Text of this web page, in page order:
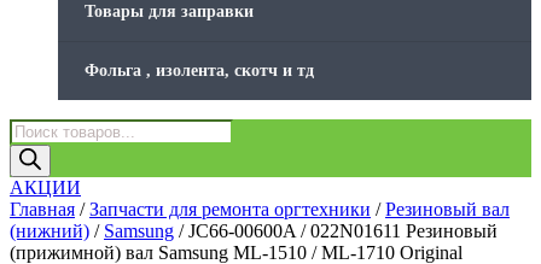
Товары для заправки
Фольга , изолента, скотч и тд
Поиск
товаров
АКЦИИ
Главная /Запчасти для ремонта оргтехники /Резиновый вал
(нижний) / Samsung / JC66-00600A / 022N01611 Резиновый
(прижимной) вал Samsung ML-1510 / ML-1710 Original